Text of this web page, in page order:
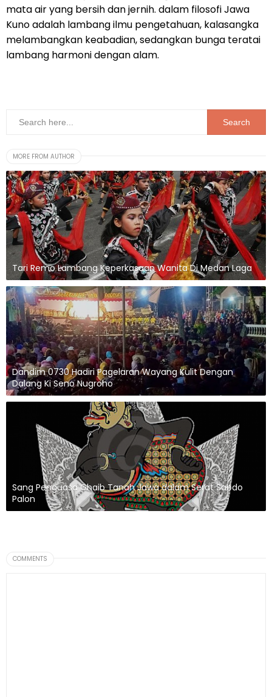
mata air yang bersih dan jernih. dalam filosofi Jawa
Kuno adalah lambang ilmu pengetahuan, kalasangka
melambangkan keabadian, sedangkan bunga teratai
lambang harmoni dengan alam.
MORE FROM AUTHOR
Tari Remo Lambang Keperkasaan Wanita Di Medan Laga
Dandim 0730 Hadiri Pagelaran Wayang Kulit Dengan
Dalang Ki Seno Nugroho
Sang Penguasa Ghaib Tanah Jawa dalam Serat Sabdo
Palon
COMMENTS